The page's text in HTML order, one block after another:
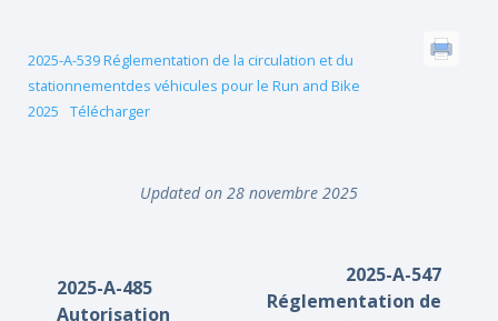
2025-A-539 Réglementation de la circulation et du
stationnementdes véhicules pour le Run and Bike
2025
Télécharger
Updated on 28 novembre 2025
2025-A-485
Autorisation
2025-A-547
Réglementation de